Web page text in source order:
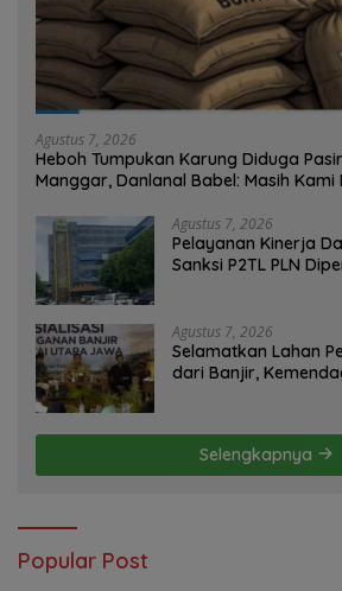
Agustus 7, 2026
Heboh Tumpukan Karung Diduga
Manggar, Danlanal Babel: Masih Kami
Agustus 7, 2026
Pelayanan Kinerja
Sanksi P2TL PLN
Agustus 7, 2026
Selamatkan Lahan
dari Banjir,
Selengkapnya
Popular Post